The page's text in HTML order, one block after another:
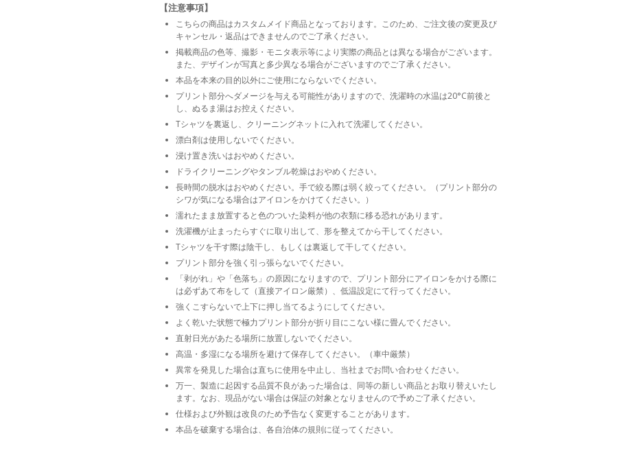
【注意事項】
こちらの商品はカスタムメイド商品となっております。このため、ご注文後の変更及び
キャンセル・返品はできませんのでご了承ください。
掲載商品の色等、撮影・モニタ表示等により実際の商品とは異なる場合がございます。
また、デザインが写真と多少異なる場合がございますのでご了承ください。
本品を本来の目的以外にご使用にならないでください。
プリント部分へダメージを与える可能性がありますので、洗濯時の水温は20°C前後と
し、ぬるま湯はお控えください。
Tシャツを裏返し、クリーニングネットに入れて洗濯してください。
漂白剤は使用しないでください。
浸け置き洗いはおやめください。
ドライクリーニングやタンブル乾燥はおやめください。
長時間の脱水はおやめください。手で絞る際は弱く絞ってください。（プリント部分の
シワが気になる場合はアイロンをかけてください。）
濡れたまま放置すると色のついた染料が他の衣類に移る恐れがあります。
洗濯機が止まったらすぐに取り出して、形を整えてから干してください。
Tシャツを干す際は陰干し、もしくは裏返して干してください。
プリント部分を強く引っ張らないでください。
「剥がれ」や「色落ち」の原因になりますので、プリント部分にアイロンをかける際に
は必ずあて布をして（直接アイロン厳禁）、低温設定にて行ってください。
強くこすらないで上下に押し当てるようにしてください。
よく乾いた状態で極力プリント部分が折り目にこない様に畳んでください。
直射日光があたる場所に放置しないでください。
高温・多湿になる場所を避けて保存してください。（車中厳禁）
異常を発見した場合は直ちに使用を中止し、当社までお問い合わせください。
万一、製造に起因する品質不良があった場合は、同等の新しい商品とお取り替えいたし
ます。なお、現品がない場合は保証の対象となりませんので予めご了承ください。
仕様および外観は改良のため予告なく変更することがあります。
本品を破棄する場合は、各自治体の規則に従ってください。